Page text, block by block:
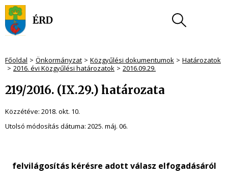
Főoldal Önkormányzat Közgyűlési dokumentumok
Határozatok
2016. évi Közgyűlési határozatok
2016.09.29.
219/2016. (IX.29.) határozata
Közzétéve: 2018. okt. 10.
Utolsó módosítás dátuma: 2025. máj. 06.
felvilágosítás kérésre adott válasz elfogadásáról